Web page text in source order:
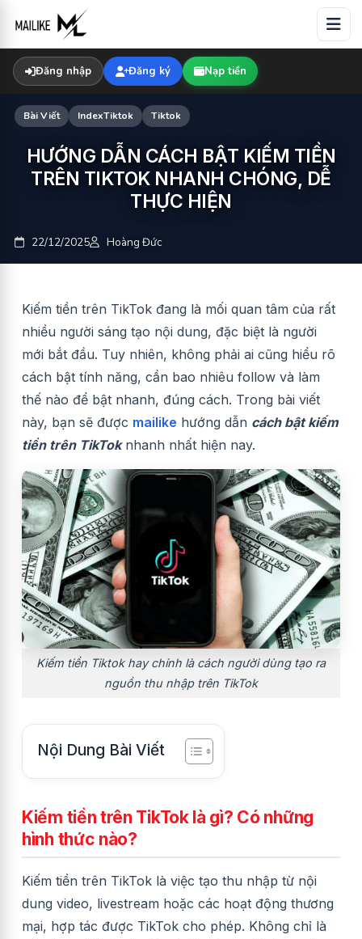
content
Đăng nhập Đăng ký Nạp tiền
Bài Viết IndexTiktok Tiktok
HƯỚNG DẪN CÁCH BẬT KIẾM TIỀN
TRÊN TIKTOK NHANH CHÓNG, DỄ
THỰC HIỆN
22/12/2025 Hoàng Đức
Kiếm tiền trên TikTok đang là mối quan tâm của rất
nhiều người sáng tạo nội dung, đặc biệt là người
mới bắt đầu. Tuy nhiên, không phải ai cũng hiểu rõ
cách bật tính năng, cần bao nhiêu follow và làm
thế nào để bật nhanh, đúng cách. Trong bài viết
này, bạn sẽ được mailike hướng dẫn cách bật kiếm
tiền trên TikToknhanh nhất hiện nay.
Kiếm tiền Tiktok hay chính là cách người dùng tạo ra
nguồn thu nhập trên TikTok
Nội Dung Bài Viết
Kiếm tiền trên TikTok là gì? Có những
hình thức nào?
Kiếm tiền trên TikTok là việc tạo thu nhập từ nội
dung video, livestream hoặc các hoạt động thương
mại, hợp tác được TikTok cho phép. Không chỉ là